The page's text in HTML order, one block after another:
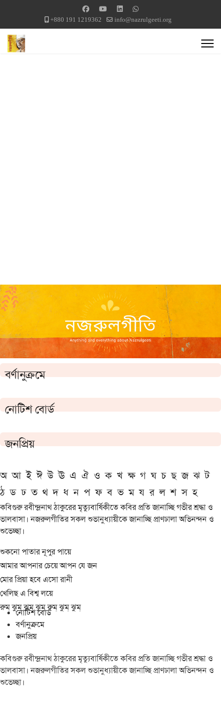
+880 191 1219362 info@nazrulgeeti.org
বর্ণানুক্রমে
নোটিশ বোর্ড
জনপ্রিয়
অ আ ই ঈ উ ঊ এ ঐ ও ক খ ক্ষ গ ঘ চ ছ জ ঝ ট
ঠ ড ঢ ত থ দ ধ ন প ফ ব ভ ম য র ল শ স হ
কবিগুরু রবীন্দ্রনাথ ঠাকুরের মৃত্যুবার্ষিকীতে কবির প্রতি জানাচ্ছি গভীর শ্রদ্ধা ও
ভালবাসা। নজরুলগীতির সকল শুভানুধ্যায়ীকে জানাচ্ছি প্রাণঢালা অভিনন্দন ও
শুভেচ্ছা।
শুকনো পাতার নূপুর পায়ে
আমার আপনার চেয়ে আপন যে জন
মোর প্রিয়া হবে এসো রানী
খেলিছ এ বিশ্ব লয়ে
রুম্ ঝুম্ ঝুম্ ঝুম্ রুম্ ঝুম্ ঝুম্
নোটিশ বোর্ড
বর্ণানুক্রমে
জনপ্রিয়
কবিগুরু রবীন্দ্রনাথ ঠাকুরের মৃত্যুবার্ষিকীতে কবির প্রতি জানাচ্ছি গভীর শ্রদ্ধা ও
ভালবাসা। নজরুলগীতির সকল শুভানুধ্যায়ীকে জানাচ্ছি প্রাণঢালা অভিনন্দন ও
শুভেচ্ছা।